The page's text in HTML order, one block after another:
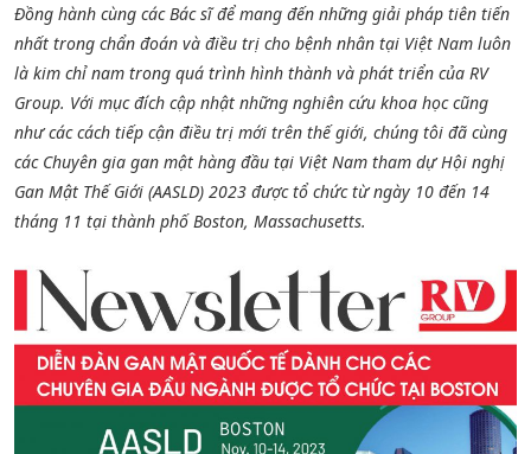
Đồng hành cùng các Bác sĩ để mang đến những giải pháp tiên tiến
nhất trong chẩn đoán và điều trị cho bệnh nhân tại Việt Nam luôn
là kim chỉ nam trong quá trình hình thành và phát triển của RV
Group. Với mục đích cập nhật những nghiên cứu khoa học cũng
như các cách tiếp cận điều trị mới trên thế giới, chúng tôi đã cùng
các Chuyên gia gan mật hàng đầu tại Việt Nam tham dự Hội nghị
Gan Mật Thế Giới (AASLD) 2023 được tổ chức từ ngày 10 đến 14
tháng 11 tại thành phố Boston, Massachusetts.